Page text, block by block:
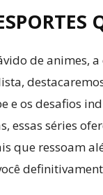
de
os desafios
essas séries
que ressoam